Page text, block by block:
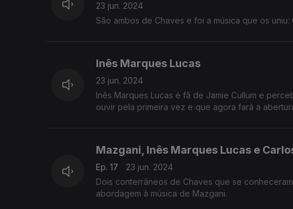
23 jun. 2024
São ambos de Chaves e foi a música que os
Inês Marques Lucas
23 jun. 2024
Inês Marques Lucas é fã de Jamie Cullum e
ouvir pela primeira vez e que agora fará a
Mazgani, Inês Marques Lucas e
Ep. 17
23 jun. 2024
Dois conterrâneos de Chaves que se conheceram
abordagem à música de Mazgani.